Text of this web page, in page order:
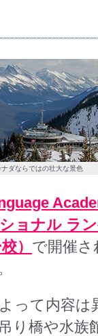
ナダならではの壮大な景色
ョナル ラ
） で開催
って内容
り橋や水族